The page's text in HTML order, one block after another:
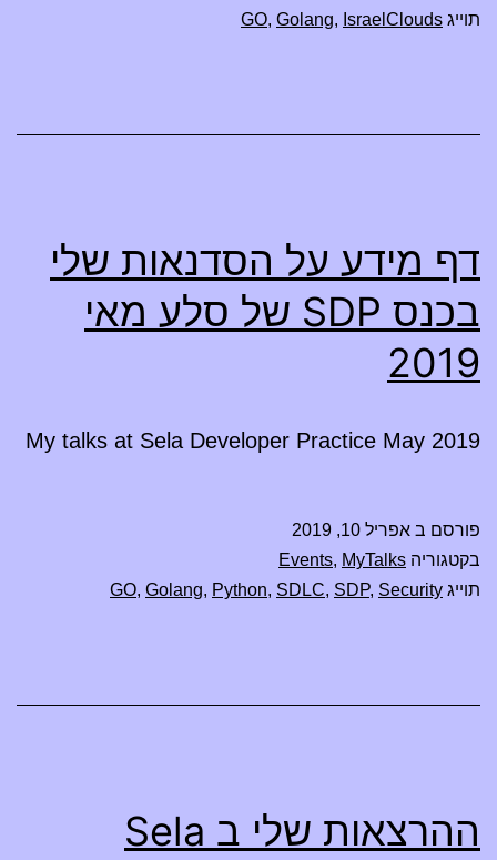
תוייג
GO, Golang, IsraelClouds
דף מידע על הסדנאות שלי
בכנס SDP של סלע מאי
2019
My talks at Sela Developer Practice May 2019
פורסם ב אפריל 10, 2019
בקטגוריה
Events, MyTalks
תוייג
GO, Golang, Python, SDLC, SDP, Security
ההרצאות שלי ב Sela